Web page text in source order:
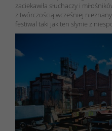
zaciekawiła słuchaczy i
z twórczością wcześniej
festiwal taki jak ten słynie z